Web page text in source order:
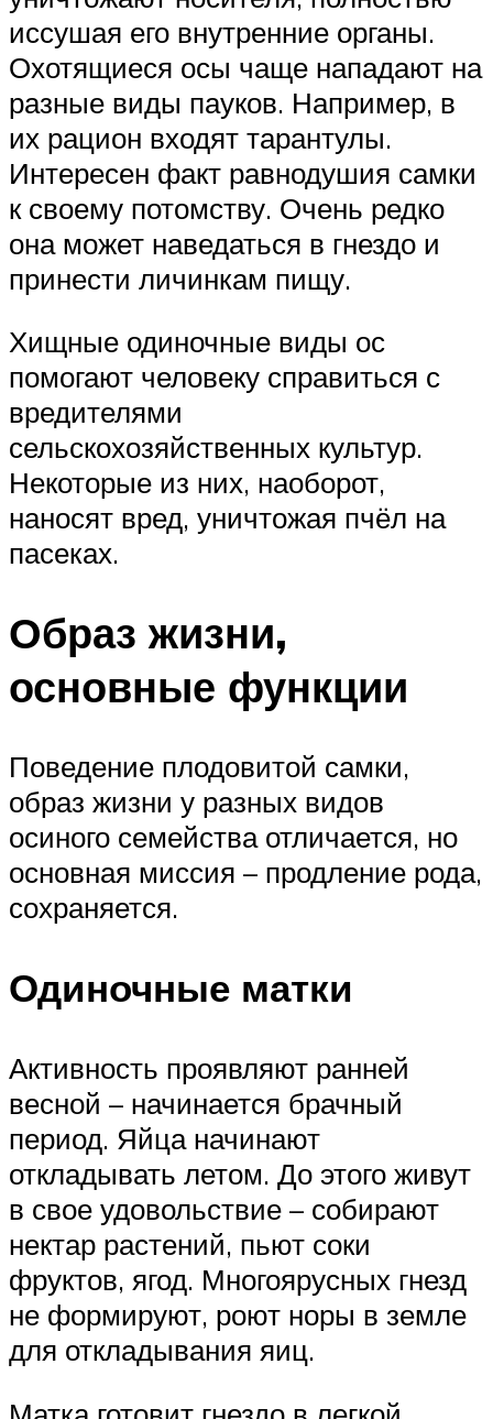
иссушая его внутренние органы.
Охотящиеся осы чаще нападают на
разные виды пауков. Например, в
их рацион входят тарантулы.
Интересен факт равнодушия самки
к своему потомству. Очень редко
она может наведаться в гнездо и
принести личинкам пищу.
Хищные одиночные виды ос
помогают человеку справиться с
вредителями
сельскохозяйственных культур.
Некоторые из них, наоборот,
наносят вред, уничтожая пчёл на
пасеках.
Образ жизни,
основные функции
Поведение плодовитой самки,
образ жизни у разных видов
осиного семейства отличается, но
основная миссия – продление рода,
сохраняется.
Одиночные матки
Активность проявляют ранней
весной – начинается брачный
период. Яйца начинают
откладывать летом. До этого живут
в свое удовольствие – собирают
нектар растений, пьют соки
фруктов, ягод. Многоярусных гнезд
не формируют, роют норы в земле
для откладывания яиц.